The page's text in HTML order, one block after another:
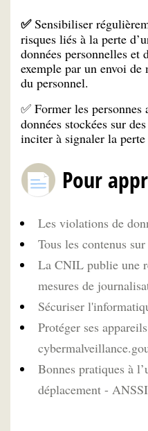
✅ Sensibiliser
risques liés à la perte
données personnelles et
exemple par un envoi
du personnel.
✅ Former les personnes
données stockées sur
inciter à signaler la
Pour
Les violations de
Tous les contenus
La CNIL publie une
mesures de
Sécuriser
Protéger ses
Bonnes pratiques à
déplacement - ANSSI